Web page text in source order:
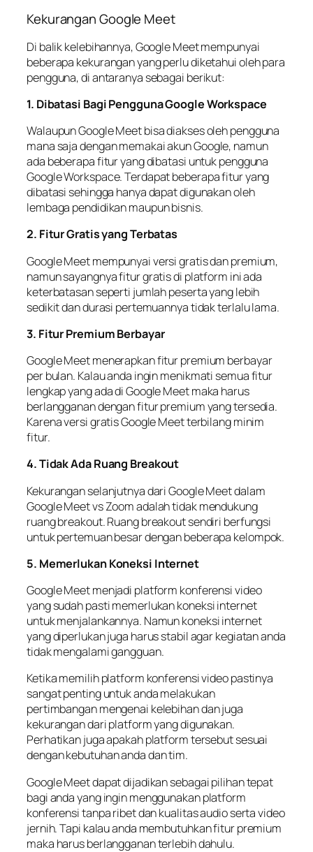
Kekurangan Google Meet
Di balik kelebihannya, Google Meet mempunyai
beberapa kekurangan yang perlu diketahui oleh para
pengguna, di antaranya sebagai berikut:
1. Dibatasi Bagi Pengguna Google Workspace
Walaupun Google Meet bisa diakses oleh pengguna
mana saja dengan memakai akun Google, namun
ada beberapa fitur yang dibatasi untuk pengguna
Google Workspace. Terdapat beberapa fitur yang
dibatasi sehingga hanya dapat digunakan oleh
lembaga pendidikan maupun bisnis.
2. Fitur Gratis yang Terbatas
Google Meet mempunyai versi gratis dan premium,
namun sayangnya fitur gratis di platform ini ada
keterbatasan seperti jumlah peserta yang lebih
sedikit dan durasi pertemuannya tidak terlalu lama.
3. Fitur Premium Berbayar
Google Meet menerapkan fitur premium berbayar
per bulan. Kalau anda ingin menikmati semua fitur
lengkap yang ada di Google Meet maka harus
berlangganan dengan fitur premium yang tersedia.
Karena versi gratis Google Meet terbilang minim
fitur.
4. Tidak Ada Ruang Breakout
Kekurangan selanjutnya dari Google Meet dalam
Google Meet vs Zoom adalah tidak mendukung
ruang breakout. Ruang breakout sendiri berfungsi
untuk pertemuan besar dengan beberapa kelompok.
5. Memerlukan Koneksi Internet
Google Meet menjadi platform konferensi video
yang sudah pasti memerlukan koneksi internet
untuk menjalankannya. Namun koneksi internet
yang diperlukan juga harus stabil agar kegiatan anda
tidak mengalami gangguan.
Ketika memilih platform konferensi video pastinya
sangat penting untuk anda melakukan
pertimbangan mengenai kelebihan dan juga
kekurangan dari platform yang digunakan.
Perhatikan juga apakah platform tersebut sesuai
dengan kebutuhan anda dan tim.
Google Meet dapat dijadikan sebagai pilihan tepat
bagi anda yang ingin menggunakan platform
konferensi tanpa ribet dan kualitas audio serta video
jernih. Tapi kalau anda membutuhkan fitur premium
maka harus berlangganan terlebih dahulu.